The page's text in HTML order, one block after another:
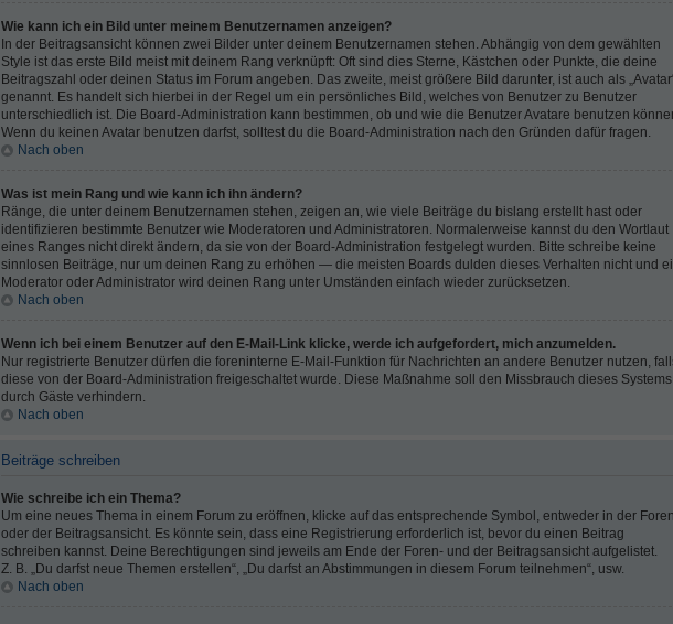
Wie kann ich ein Bild unter meinem Benutzernamen anzeigen?
In der Beitragsansicht können zwei Bilder unter deinem Benutzernamen stehen. Abhängig von dem gewählten
Style ist das erste Bild meist mit deinem Rang verknüpft: Oft sind dies Sterne, Kästchen oder Punkte, die deine
Beitragszahl oder deinen Status im Forum angeben. Das zweite, meist größere Bild darunter, ist auch als
genannt. Es handelt sich hierbei in der Regel um ein persönliches Bild, welches von Benutzer zu Benutzer
unterschiedlich ist. Die Board-Administration kann bestimmen, ob und wie die Benutzer Avatare benutzen
Wenn du keinen Avatar benutzen darfst, solltest du die Board-Administration nach den Gründen dafür fragen.
Nach oben
Was ist mein Rang und wie kann ich ihn ändern?
Ränge, die unter deinem Benutzernamen stehen, zeigen an, wie viele Beiträge du bislang erstellt hast oder
identifizieren bestimmte Benutzer wie Moderatoren und Administratoren. Normalerweise kannst du den Wortlaut
eines Ranges nicht direkt ändern, da sie von der Board-Administration festgelegt wurden. Bitte schreibe keine
sinnlosen Beiträge, nur um deinen Rang zu erhöhen — die meisten Boards dulden dieses Verhalten nicht und
Moderator oder Administrator wird deinen Rang unter Umständen einfach wieder zurücksetzen.
Nach oben
Wenn ich bei einem Benutzer auf den E-Mail-Link klicke, werde ich aufgefordert, mich anzumelden.
Nur registrierte Benutzer dürfen die foreninterne E-Mail-Funktion für Nachrichten an andere Benutzer nutzen,
diese von der Board-Administration freigeschaltet wurde. Diese Maßnahme soll den Missbrauch dieses Systems
durch Gäste verhindern.
Nach oben
Beiträge schreiben
Wie schreibe ich ein Thema?
Um eine neues Thema in einem Forum zu eröffnen, klicke auf das entsprechende Symbol, entweder in der
oder der Beitragsansicht. Es könnte sein, dass eine Registrierung erforderlich ist, bevor du einen Beitrag
schreiben kannst. Deine Berechtigungen sind jeweils am Ende der Foren- und der Beitragsansicht aufgelistet.
Z. B. „Du darfst neue Themen erstellen“, „Du darfst an Abstimmungen in diesem Forum teilnehmen“, usw.
Nach oben